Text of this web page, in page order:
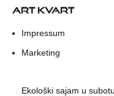
ART KVART
Impressum
Marketing
Ekološki sajam u